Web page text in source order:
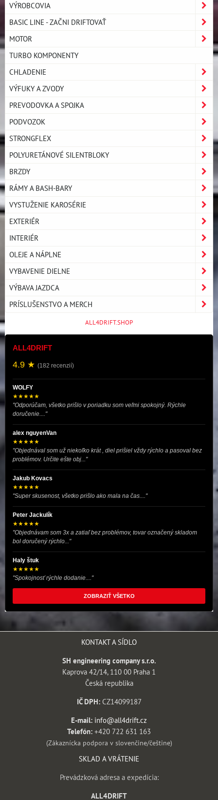
VÝROBCOVIA
BASIC LINE - ZAČNI DRIFTOVAŤ
MOTOR
TURBO KOMPONENTY
CHLADENIE
VÝFUKY A ZVODY
PREVODOVKA A SPOJKA
PODVOZOK
STRONGFLEX
POLYURETÁNOVÉ SILENTBLOKY
BRZDY
RÁMY A BASH-BARY
VYSTUŽENIE KAROSÉRIE
EXTERIÉR
INTERIÉR
OLEJE A NÁPLNE
VYBAVENIE DIELNE
VÝBAVA JAZDCA
PRÍSLUŠENSTVO A MERCH
ALL4DRIFT.SHOP
ALL4DRIFT
4.9 ★ (182 recenzií)
WOLFY
★★★★★
"Odporúčam, všetko prišlo v poriadku som veľmi spokojný. Rýchle
doručenie...."
alex nguyenVan
★★★★★
"Objednával som už niekoľko krát , diel prišiel vždy rýchlo a pasoval bez
problémov. Určite ešte obj..."
Jakub Kovacs
★★★★★
"Super skusenost, všetko prišlo ako mala na čas...."
Peter Jackulík
★★★★★
"Objednávam som 3x a zatiaľ bez problémov, tovar označený skladom
bol doručený rýchlo..."
Haly štuk
★★★★★
"Spokojnosť rýchle dodanie...."
ZOBRAZIŤ VŠETKO
KONTAKT A SÍDLO
SH engineering company s.r.o.
Kaprova 42/14, 110 00 Praha 1
Česká republika
IČ DPH:CZ14099187
E-mail: info@all4drift.cz
Telefón: +420 722 631 163
(Zákaznícka podpora v slovenčine/češtine)
SKLAD A VRÁTENIE
Prevádzková adresa a expedícia:
ALL4DRIFT